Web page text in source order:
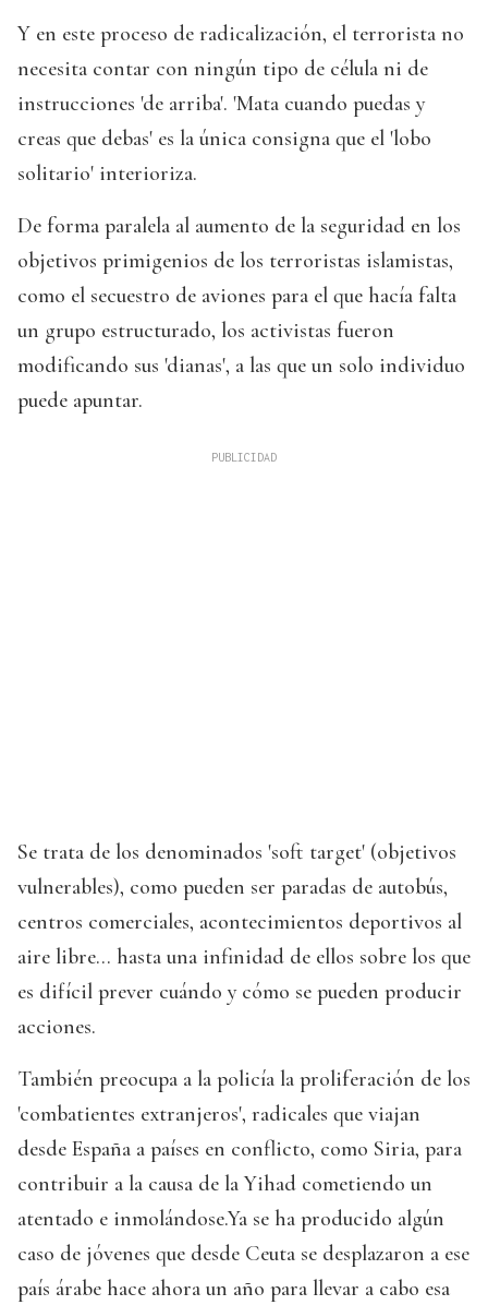
Y en este proceso de radicalización, el terrorista no
necesita contar con ningún tipo de célula ni de
instrucciones 'de arriba'. 'Mata cuando puedas y
creas que debas' es la única consigna que el 'lobo
solitario' interioriza.
De forma paralela al aumento de la seguridad en los
objetivos primigenios de los terroristas islamistas,
como el secuestro de aviones para el que hacía falta
un grupo estructurado, los activistas fueron
modificando sus 'dianas', a las que un solo individuo
puede apuntar.
Se trata de los denominados 'soft target' (objetivos
vulnerables), como pueden ser paradas de autobús,
centros comerciales, acontecimientos deportivos al
aire libre... hasta una infinidad de ellos sobre los que
es difícil prever cuándo y cómo se pueden producir
acciones.
También preocupa a la policía la proliferación de los
'combatientes extranjeros', radicales que viajan
desde España a países en conflicto, como Siria, para
contribuir a la causa de la Yihad cometiendo un
atentado e inmolándose.Ya se ha producido algún
caso de jóvenes que desde Ceuta se desplazaron a ese
país árabe hace ahora un año para llevar a cabo esa